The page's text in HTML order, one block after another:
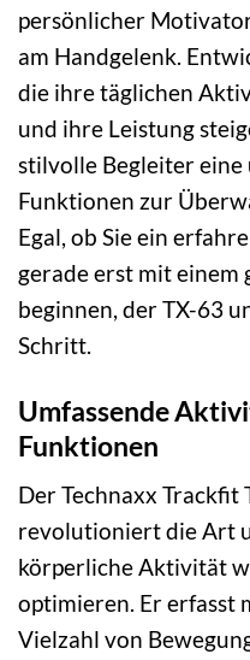
persönlicher
am Handgelenk.
die ihre täglichen
und ihre Leistung
stilvolle Begleiter eine
Funktionen zur
Egal, ob Sie ein
gerade erst mit einem
beginnen, der TX-63
Schritt.
Umfassende
Funktionen
Der Technaxx Trackfit
revolutioniert die Art
körperliche Aktivität
optimieren. Er erfasst
Vielzahl von